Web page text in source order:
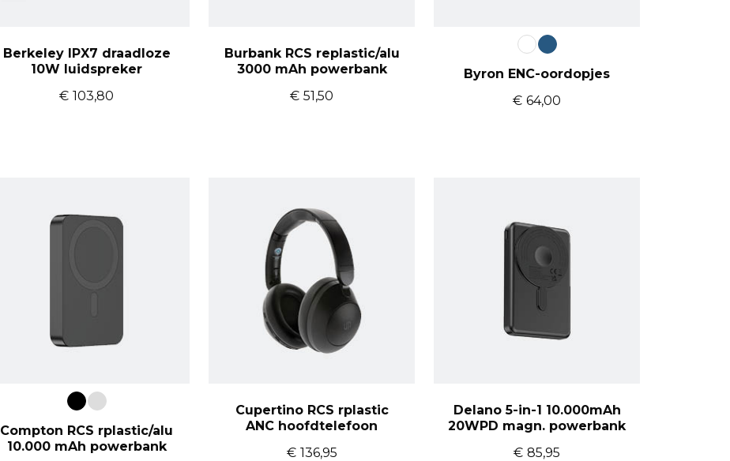
Berkeley IPX7 draadloze
10W luidspreker
€ 103,80
Burbank RCS replastic/alu
3000 mAh powerbank
€ 51,50
Byron ENC-oordopjes
€ 64,00
Compton RCS rplastic/alu
10.000 mAh powerbank
Cupertino RCS rplastic
ANC hoofdtelefoon
€ 136,95
Delano 5-in-1 10.000mAh
20WPD magn. powerbank
€ 85,95